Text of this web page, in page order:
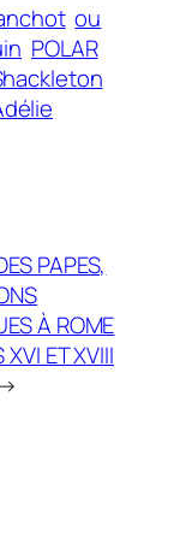
ou
POLAR
PAPES,
À ROME
XVI ET XVIII